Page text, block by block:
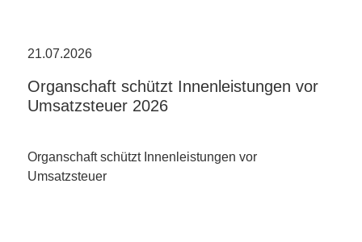
21.07.2026
Organschaft schützt Innenleistungen vor
Umsatzsteuer 2026
Organschaft schützt Innenleistungen vor
Umsatzsteuer